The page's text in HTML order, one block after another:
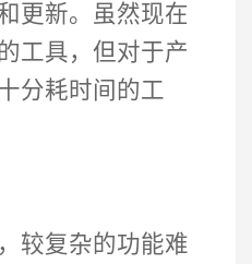
更新。虽然现在
工具，但对于产
分耗时间的工
较复杂的功能难